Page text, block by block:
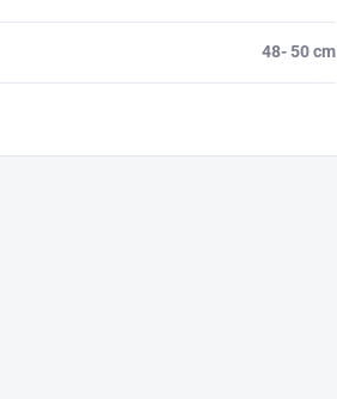
48- 50 cm